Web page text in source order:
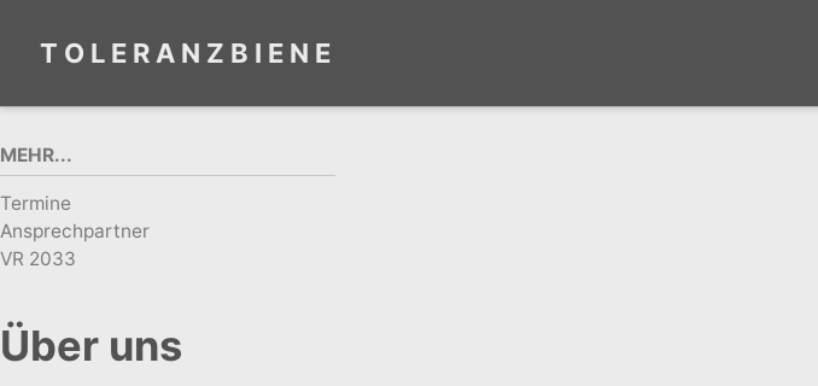
T O L E R A N Z B I E N E
MEHR...
Termine
Ansprechpartner
VR 2033
Über uns